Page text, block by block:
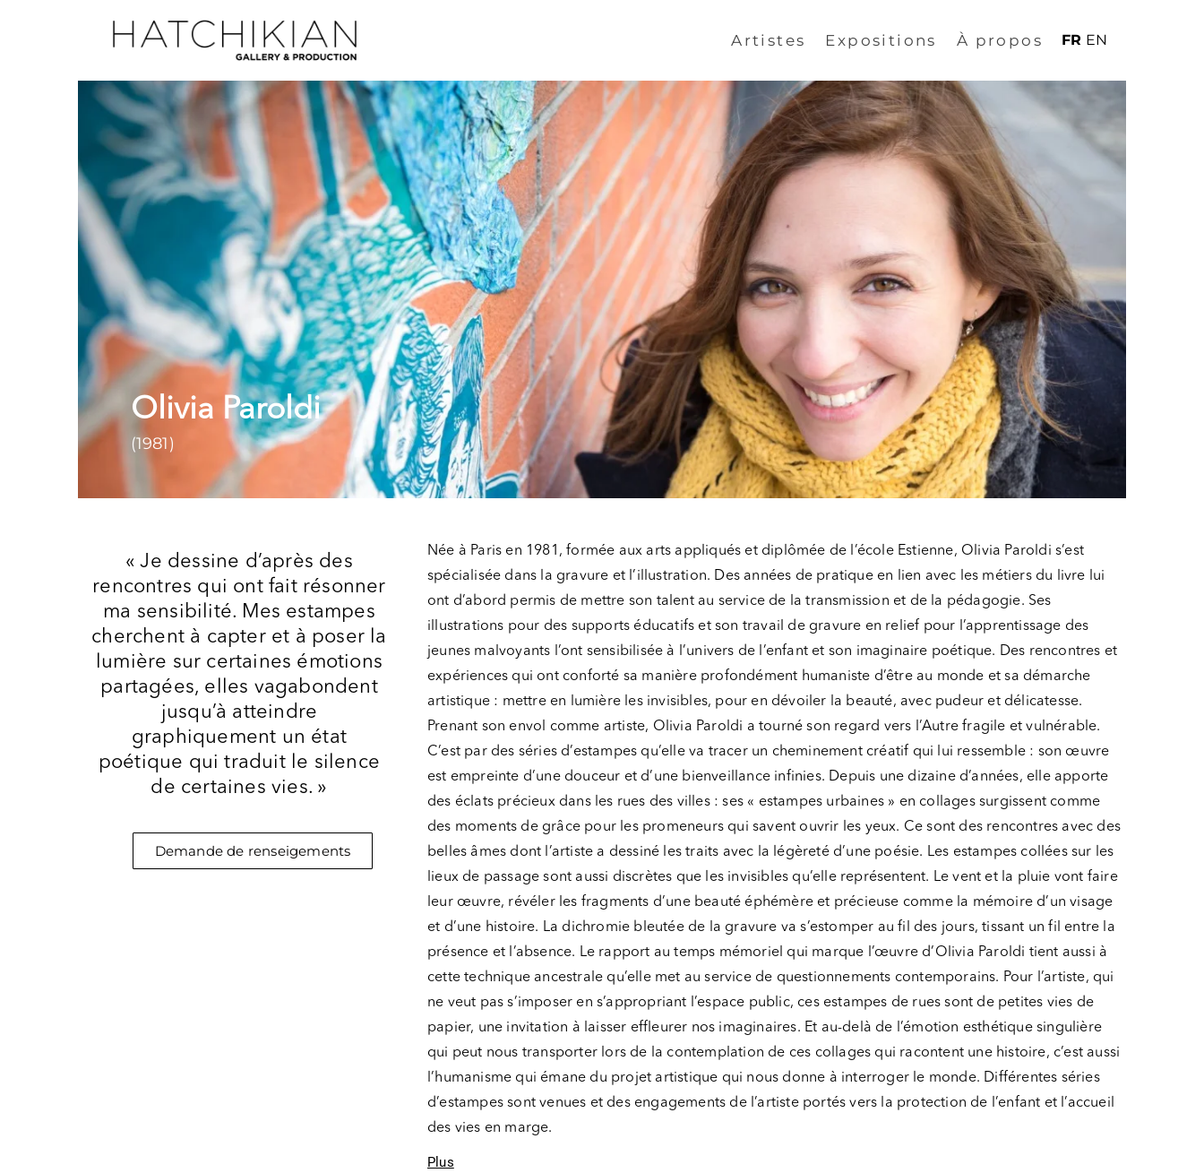
Artistes Expositions À propos FR EN
Olivia Paroldi
(1981)
« Je dessine d’après des
rencontres qui ont fait résonner
ma sensibilité. Mes estampes
cherchent à capter et à poser la
lumière sur certaines émotions
partagées, elles vagabondent
jusqu’à atteindre
graphiquement un état
poétique qui traduit le silence
de certaines vies. »
Demande de renseigements
Née à Paris en 1981, formée aux arts appliqués et diplômée de l’école Estienne, Olivia Paroldi s’est
spécialisée dans la gravure et l’illustration. Des années de pratique en lien avec les métiers du livre lui
ont d’abord permis de mettre son talent au service de la transmission et de la pédagogie. Ses
illustrations pour des supports éducatifs et son travail de gravure en relief pour l’apprentissage des
jeunes malvoyants l’ont sensibilisée à l’univers de l’enfant et son imaginaire poétique. Des rencontres et
expériences qui ont conforté sa manière profondément humaniste d’être au monde et sa démarche
artistique : mettre en lumière les invisibles, pour en dévoiler la beauté, avec pudeur et délicatesse.
Prenant son envol comme artiste, Olivia Paroldi a tourné son regard vers l’Autre fragile et vulnérable.
C’est par des séries d’estampes qu’elle va tracer un cheminement créatif qui lui ressemble : son œuvre
est empreinte d’une douceur et d’une bienveillance infinies. Depuis une dizaine d’années, elle apporte
des éclats précieux dans les rues des villes : ses « estampes urbaines » en collages surgissent comme
des moments de grâce pour les promeneurs qui savent ouvrir les yeux. Ce sont des rencontres avec des
belles âmes dont l’artiste a dessiné les traits avec la légèreté d’une poésie. Les estampes collées sur les
lieux de passage sont aussi discrètes que les invisibles qu’elle représentent. Le vent et la pluie vont faire
leur œuvre, révéler les fragments d’une beauté éphémère et précieuse comme la mémoire d’un visage
et d’une histoire. La dichromie bleutée de la gravure va s’estomper au fil des jours, tissant un fil entre la
présence et l’absence. Le rapport au temps mémoriel qui marque l’œuvre d’Olivia Paroldi tient aussi à
cette technique ancestrale qu’elle met au service de questionnements contemporains. Pour l’artiste, qui
ne veut pas s’imposer en s’appropriant l’espace public, ces estampes de rues sont de petites vies de
papier, une invitation à laisser effleurer nos imaginaires. Et au-delà de l’émotion esthétique singulière
qui peut nous transporter lors de la contemplation de ces collages qui racontent une histoire, c’est aussi
l’humanisme qui émane du projet artistique qui nous donne à interroger le monde. Différentes séries
d’estampes sont venues et des engagements de l’artiste portés vers la protection de l’enfant et l’accueil
des vies en marge.
Plus